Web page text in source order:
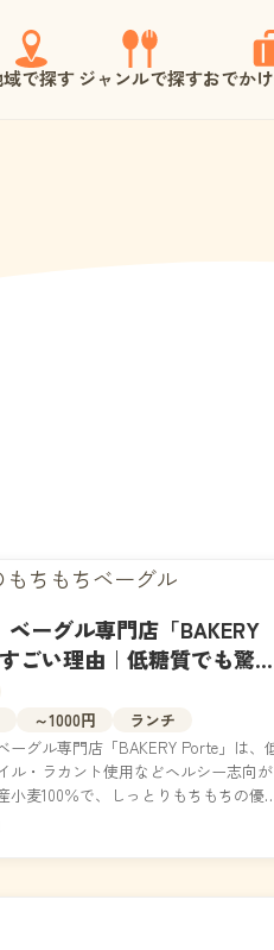
域で探すジャンルで探すおでか
ベーグル専門店「BAKERY
ごい理由｜低糖質でも驚く
ヘルシー系ベーグルと
～1000円
ランチ
ーグル専門店「BAKERY Porte」は、
ル・ラカント使用などヘルシー志向が
小麦100％で、しっとりもちもちの優
素材・製法・空間すべてにこ...